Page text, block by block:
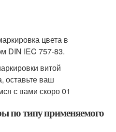
цвета в
DIN IEC 757-83.
по типу применяемого